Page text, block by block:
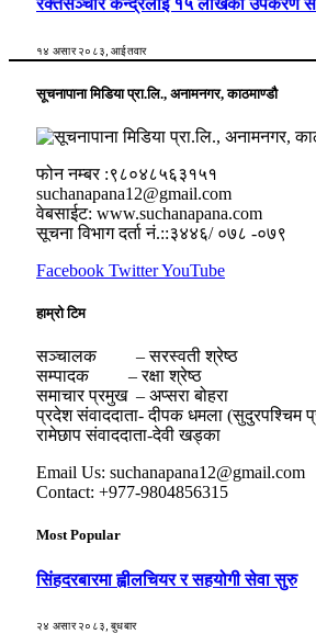
१४ असार २०८३, आईतवार
सूचनापाना मिडिया प्रा.लि., अनामनगर, काठमाण्डौ
फोन नम्बर :९८०४८५६३१५१
suchanapana12@gmail.com
वेबसाईट: www.suchanapana.com
सूचना विभाग दर्ता नं.::३४४६/ ०७८ -०७९
Facebook TwitterYouTube
हाम्रो टिम
सञ्चालक – सरस्वती श्रेष्ठ
सम्पादक – रक्षा श्रेष्ठ
समाचार प्रमुख – अप्सरा बोहरा
प्रदेश संवाददाता- दीपक धमला (सुदुरपश्चिम
रामेछाप संवाददाता-देवी खड्का
Email Us: suchanapana12@gmail.com
Contact: +977-9804856315
Most Popular
सिंहदरबारमा ह्वीलचियर र सहयोगी सेवा सुरु
२४ असार २०८३, बुधबार